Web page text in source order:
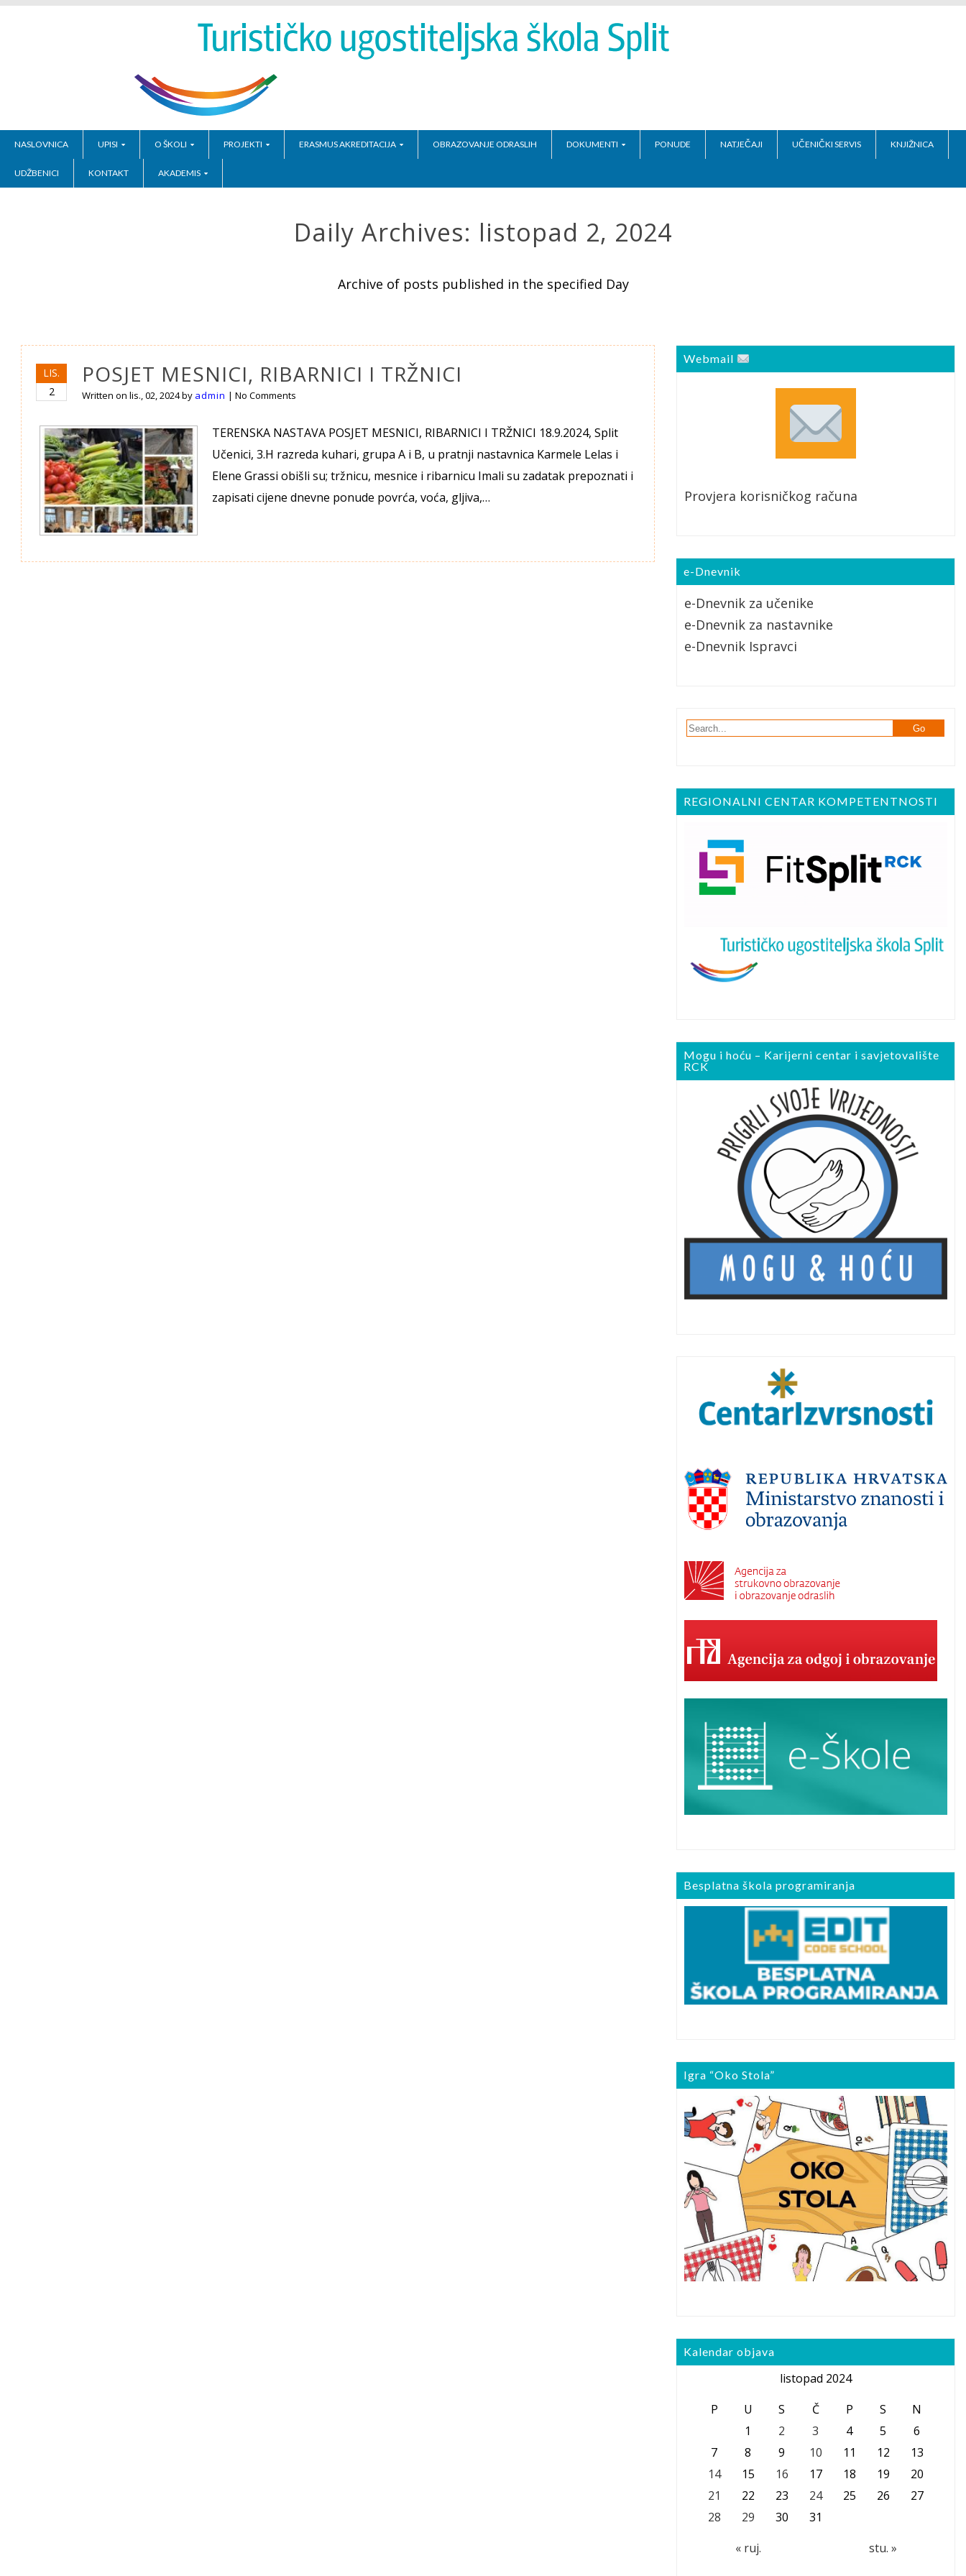
NASLOVNICA UPISI O ŠKOLI PROJEKTI ERASMUS AKREDITACIJA OBRAZOVANJE ODRASLIH DOKUMENTI PONUDE NATJEČAJI UČENIČKI SERVIS KNJIŽNICA
UDŽBENICI KONTAKT AKADEMIS
Daily Archives: listopad 2, 2024
Archive of posts published in the specified Day
LIS.
2
POSJET MESNICI, RIBARNICI I TRŽNICI
Written onlis., 02, 2024by admin |No Comments
TERENSKA NASTAVA POSJET MESNICI, RIBARNICI I TRŽNICI 18.9.2024, Split
Učenici, 3.H razreda kuhari, grupa A i B, u pratnji nastavnica Karmele Lelas i
Elene Grassi obišli su; tržnicu, mesnice i ribarnicu Imali su zadatak prepoznati i
zapisati cijene dnevne ponude povrća, voća, gljiva,…
Webmail
Provjera korisničkog računa
e-Dnevnik
e-Dnevnik za učenike
e-Dnevnik za nastavnike
e-Dnevnik Ispravci
REGIONALNI CENTAR KOMPETENTNOSTI
Mogu i hoću – Karijerni centar i savjetovalište
RCK
Besplatna škola programiranja
Igra “Oko Stola”
Kalendar objava
listopad 2024
P
U S Č P S N
« ruj. stu. »
1 2 3 4 5
6
7
8 9 10 11 12
13
14
15 16 17 18 19
20
21
22 23 24 25 26
27
28
29 30 31